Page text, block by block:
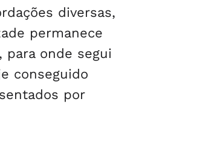
diversas,
permanece
onde segui
conseguido
por